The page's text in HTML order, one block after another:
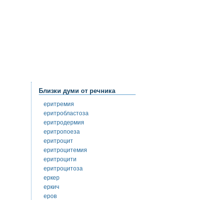
Близки думи от речника
еритремия
еритробластоза
еритродермия
еритропоеза
еритроцит
еритроцитемия
еритроцити
еритроцитоза
еркер
еркич
еров